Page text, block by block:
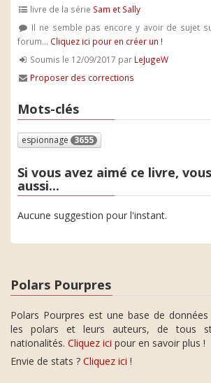
livre de la série Sam et Sally
Il ne semble pas encore y avoir de sujet
forum... Cliquez ici pour en créer un !
Soumis le 12/09/2017 par LeJugeW
Proposer des corrections
Mots-clés
espionnage 3655
Si vous avez aimé ce livre,
aussi...
Aucune suggestion pour l'instant.
Polars Pourpres
Polars Pourpres est une base de
les polars et leurs auteurs, de tous
nationalités. Cliquez ici pour en savoir plus !
Envie de stats ? Cliquez ici !